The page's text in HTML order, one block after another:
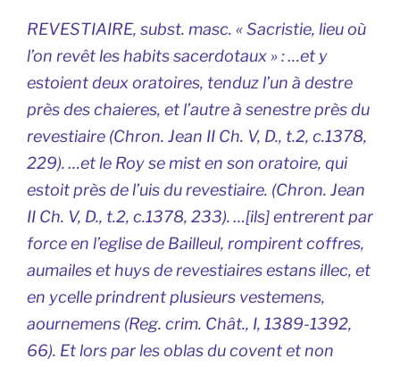
REVESTIAIRE, subst. masc. « Sacristie, lieu où
l’on revêt les habits sacerdotaux » : …et y
estoient deux oratoires, tenduz l’un à destre
près des chaieres, et l’autre à senestre près du
revestiaire (Chron. Jean II Ch. V, D., t.2, c.1378,
229). …et le Roy se mist en son oratoire, qui
estoit près de l’uis du revestiaire. (Chron. Jean
II Ch. V, D., t.2, c.1378, 233). …[ils] entrerent par
force en l’eglise de Bailleul, rompirent coffres,
aumailes et huys de revestiaires estans illec, et
en ycelle prindrent plusieurs vestemens,
aournemens (Reg. crim. Chât., I, 1389-1392,
66). Et lors par les oblas du covent et non